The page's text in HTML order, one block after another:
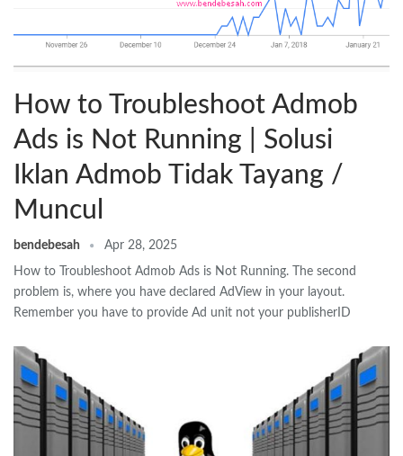
How to Troubleshoot Admob
Ads is Not Running | Solusi
Iklan Admob Tidak Tayang /
Muncul
bendebesah Apr 28, 2025
How to Troubleshoot Admob Ads is Not Running. The second
problem is, where you have declared AdView in your layout.
Remember you have to provide Ad unit not your publisherID